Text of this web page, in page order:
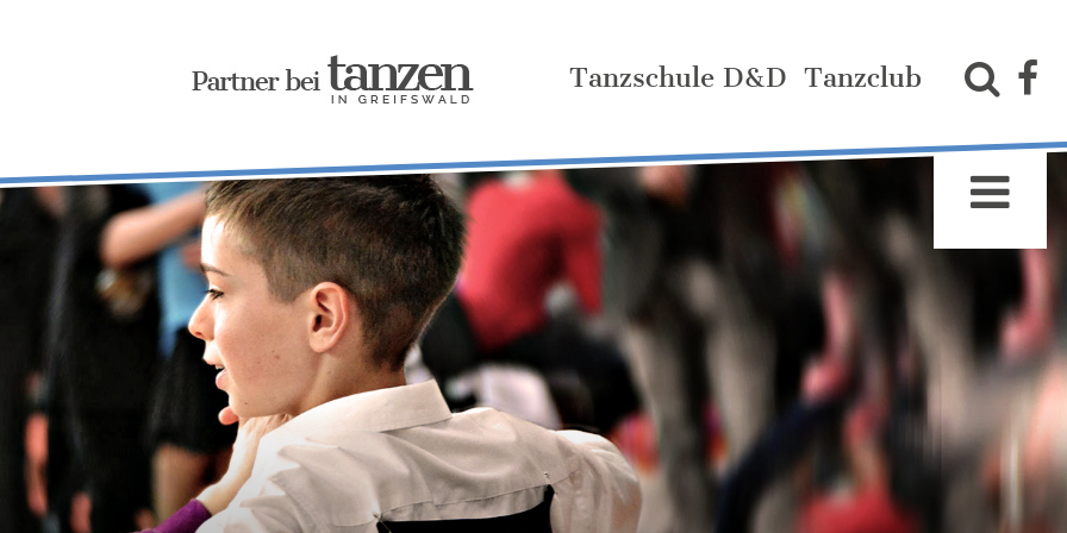
Tanzschule D&D Tanzclub